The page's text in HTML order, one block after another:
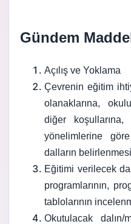
Gündem
Açılış ve Yoklama
Çevrenin eğitim
olanaklarına,
diğer
yönelimlerine
dalların
Eğitimi verilecek
programlarının,
tablolarının
Okutulacak dalın/